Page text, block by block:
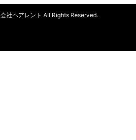
社ペアレント All Rights Reserved.